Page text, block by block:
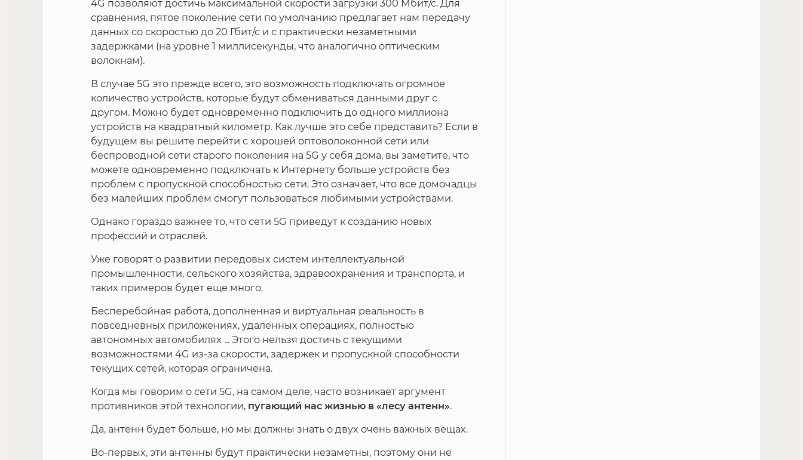
4G позволяют достичь максимальной скорости загрузки 300 Мбит/с. Для
сравнения, пятое поколение сети по умолчанию предлагает нам передачу
данных со скоростью до 20 Гбит/с и с практически незаметными
задержками (на уровне 1 миллисекунды, что аналогично оптическим
волокнам).
В случае 5G это прежде всего, это возможность подключать огромное
количество устройств, которые будут обмениваться данными друг с
другом. Можно будет одновременно подключить до одного миллиона
устройств на квадратный километр. Как лучше это себе представить? Если в
будущем вы решите перейти с хорошей оптоволоконной сети или
беспроводной сети старого поколения на 5G у себя дома, вы заметите, что
можете одновременно подключать к Интернету больше устройств без
проблем с пропускной способностью сети. Это означает, что все домочадцы
без малейших проблем смогут пользоваться любимыми устройствами.
Однако гораздо важнее то, что сети 5G приведут к созданию новых
профессий и отраслей.
Уже говорят о развитии передовых систем интеллектуальной
промышленности, сельского хозяйства, здравоохранения и транспорта, и
таких примеров будет еще много.
Бесперебойная работа, дополненная и виртуальная реальность в
повседневных приложениях, удаленных операциях, полностью
автономных автомобилях ... Этого нельзя достичь с текущими
возможностями 4G из-за скорости, задержек и пропускной способности
текущих сетей, которая ограничена.
Когда мы говорим о сети 5G, на самом деле, часто возникает аргумент
противников этой технологии, пугающий нас жизнью в «лесу антенн».
Да, антенн будет больше, но мы должны знать о двух очень важных вещах.
Во-первых, эти антенны будут практически незаметны, поэтому они не